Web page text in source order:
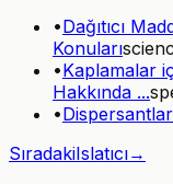
•Dağıtıcı
Konuları
•Kaplamalar
Hakkında ...
•
SıradakiIslatıcı→